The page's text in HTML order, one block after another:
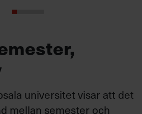
universitet visar att det
mellan semester och